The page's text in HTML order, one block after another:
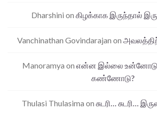
Dharshini on கிழக்காக இருந்தால்
Vanchinathan Govindarajan on
Manoramya on என்ன இல்லை
கண்ணோடு?
Thulasi Thulasima on சுடரி… சுடரி…